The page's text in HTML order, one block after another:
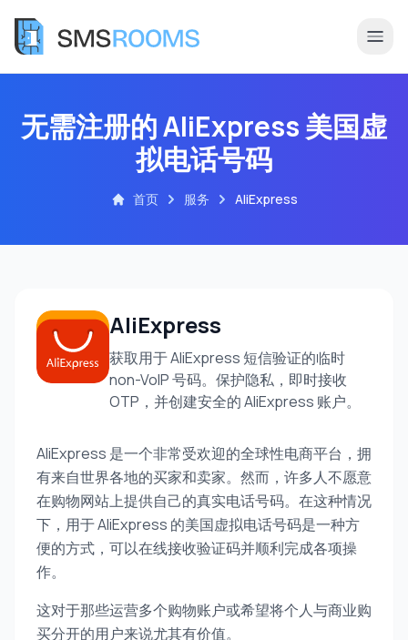
无需注册的 AliExpress 美国虚
拟电话号码
首页 服务 AliExpress
AliExpress
获取用于 AliExpress 短信验证的临时
non-VoIP 号码。保护隐私，即时接收
OTP，并创建安全的 AliExpress 账户。
AliExpress 是一个非常受欢迎的全球性电商平台，拥
有来自世界各地的买家和卖家。然而，许多人不愿意
在购物网站上提供自己的真实电话号码。在这种情况
下，用于 AliExpress 的美国虚拟电话号码是一种方
便的方式，可以在线接收验证码并顺利完成各项操
作。
这对于那些运营多个购物账户或希望将个人与商业购
买分开的用户来说尤其有价值。